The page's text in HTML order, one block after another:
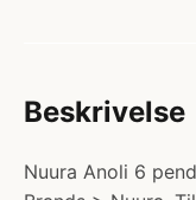
Beskrivelse
Nuura Anoli 6